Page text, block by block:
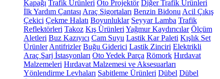
Kapağı Trafik Ürünleri Oto Projektör Diğer Trafik Ürünleri
İlk Yardım Çantası Araç Sigortaları Benzin Bidonu Acil Çıkış
Çekici Çekme Halatı Boyunluklar Seyyar Lamba Trafik
Reflektörleri Takoz Kış Ürünleri Yağmur Kaydırıcılar Ölçüm
Aletleri Buz Kazıyıcı Cam Suyu Lastik Kar Paleti Kışlık Set
Ürünler Antifrizler Buğu Giderici Lastik Zinciri Elektrikli
Araç Şarj İstasyonları Oto Yedek Parça Römork Hırdavat
Malzemeleri Hırdavat Malzemesi ve Aksesuarları
Yönlendirme Levhaları Sabitleme Ürünleri Dübel Dübel